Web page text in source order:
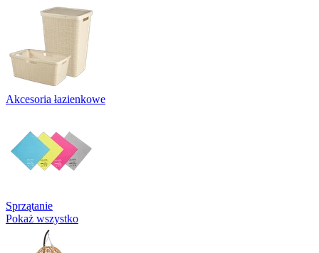
Akcesoria łazienkowe
Sprzątanie
Pokaż wszystko